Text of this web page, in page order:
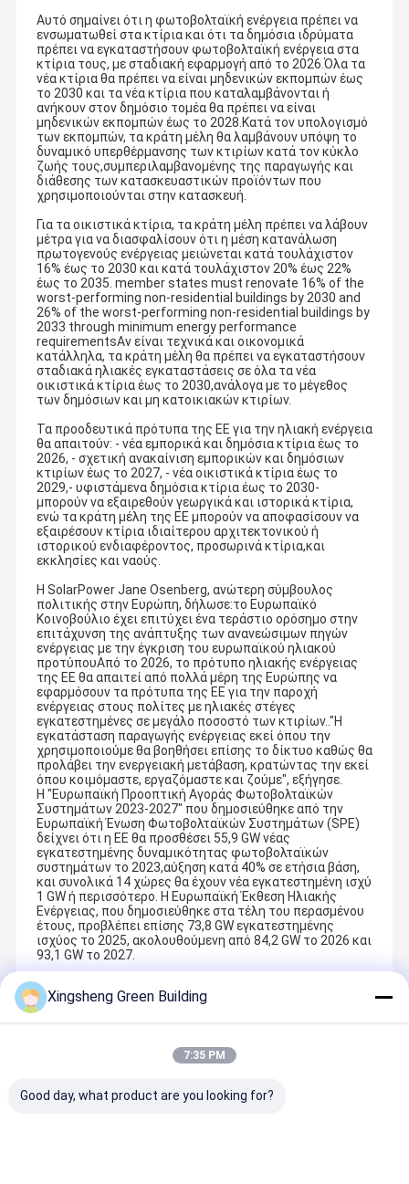
Αυτό σημαίνει ότι η φωτοβολταϊκή ενέργεια πρέπει να
ενσωματωθεί στα κτίρια και ότι τα δημόσια ιδρύματα
πρέπει να εγκαταστήσουν φωτοβολταϊκή ενέργεια στα
κτίρια τους, με σταδιακή εφαρμογή από το 2026.Όλα τα
νέα κτίρια θα πρέπει να είναι μηδενικών εκπομπών έως
το 2030 και τα νέα κτίρια που καταλαμβάνονται ή
ανήκουν στον δημόσιο τομέα θα πρέπει να είναι
μηδενικών εκπομπών έως το 2028.Κατά τον υπολογισμό
των εκπομπών, τα κράτη μέλη θα λαμβάνουν υπόψη το
δυναμικό υπερθέρμανσης των κτιρίων κατά τον κύκλο
ζωής τους,συμπεριλαμβανομένης της παραγωγής και
διάθεσης των κατασκευαστικών προϊόντων που
χρησιμοποιούνται στην κατασκευή.
Για τα οικιστικά κτίρια, τα κράτη μέλη πρέπει να λάβουν
μέτρα για να διασφαλίσουν ότι η μέση κατανάλωση
πρωτογενούς ενέργειας μειώνεται κατά τουλάχιστον
16% έως το 2030 και κατά τουλάχιστον 20% έως 22%
έως το 2035. member states must renovate 16% of the
worst-performing non-residential buildings by 2030 and
26% of the worst-performing non-residential buildings by
2033 through minimum energy performance
requirementsΑν είναι τεχνικά και οικονομικά
κατάλληλα, τα κράτη μέλη θα πρέπει να εγκαταστήσουν
σταδιακά ηλιακές εγκαταστάσεις σε όλα τα νέα
οικιστικά κτίρια έως το 2030,ανάλογα με το μέγεθος
των δημόσιων και μη κατοικιακών κτιρίων.
Τα προοδευτικά πρότυπα της ΕΕ για την ηλιακή ενέργεια
θα απαιτούν: - νέα εμπορικά και δημόσια κτίρια έως το
2026, - σχετική ανακαίνιση εμπορικών και δημόσιων
κτιρίων έως το 2027, - νέα οικιστικά κτίρια έως το
2029,- υφιστάμενα δημόσια κτίρια έως το 2030-
μπορούν να εξαιρεθούν γεωργικά και ιστορικά κτίρια,
ενώ τα κράτη μέλη της ΕΕ μπορούν να αποφασίσουν να
εξαιρέσουν κτίρια ιδιαίτερου αρχιτεκτονικού ή
ιστορικού ενδιαφέροντος, προσωρινά κτίρια,και
εκκλησίες και ναούς.
Η SolarPower Jane Osenberg, ανώτερη σύμβουλος
πολιτικής στην Ευρώπη, δήλωσε:το Ευρωπαϊκό
Κοινοβούλιο έχει επιτύχει ένα τεράστιο ορόσημο στην
επιτάχυνση της ανάπτυξης των ανανεώσιμων πηγών
ενέργειας με την έγκριση του ευρωπαϊκού ηλιακού
προτύπουΑπό το 2026, το πρότυπο ηλιακής ενέργειας
της ΕΕ θα απαιτεί από πολλά μέρη της Ευρώπης να
εφαρμόσουν τα πρότυπα της ΕΕ για την παροχή
ενέργειας στους πολίτες με ηλιακές στέγες
εγκατεστημένες σε μεγάλο ποσοστό των κτιρίων.."Η
εγκατάσταση παραγωγής ενέργειας εκεί όπου την
χρησιμοποιούμε θα βοηθήσει επίσης το δίκτυο καθώς θα
προλάβει την ενεργειακή μετάβαση, κρατώντας την εκεί
όπου κοιμόμαστε, εργαζόμαστε και ζούμε", εξήγησε.
Η "Ευρωπαϊκή Προοπτική Αγοράς Φωτοβολταϊκών
Συστημάτων 2023-2027" που δημοσιεύθηκε από την
Ευρωπαϊκή Ένωση Φωτοβολταϊκών Συστημάτων (SPE)
δείχνει ότι η ΕΕ θα προσθέσει 55,9 GW νέας
εγκατεστημένης δυναμικότητας φωτοβολταϊκών
συστημάτων το 2023,αύξηση κατά 40% σε ετήσια βάση,
και συνολικά 14 χώρες θα έχουν νέα εγκατεστημένη ισχύ
1 GW ή περισσότερο. Η Ευρωπαϊκή Έκθεση Ηλιακής
Ενέργειας, που δημοσιεύθηκε στα τέλη του περασμένου
έτους, προβλέπει επίσης 73,8 GW εγκατεστημένης
ισχύος το 2025, ακολουθούμενη από 84,2 GW το 2026 και
93,1 GW το 2027.
Συνιστώμενα Προϊόντα
Τον Ιούλιο του 2023, το πρώτο εργοστάσιο επίδειξης της
Xingsheng Green Building
7:35 PM
Good day, what product are you looking for?